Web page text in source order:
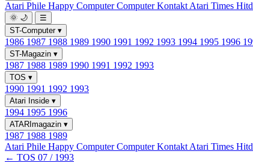
Atari Phile Happy ComputerComputer Kontakt Atari Times
🌞 🌙
☰
ST-Computer ▾
1986 1987 1988 1989 1990 1991 1992 1993 1994 1995 1996
ST-Magazin ▾
1987 1988 1989 1990 1991 1992 1993
TOS ▾
1990 1991 1992 1993
Atari Inside ▾
1994 1995 1996
ATARImagazin ▾
1987 1988 1989
Atari Phile Happy ComputerComputer Kontakt Atari Times
← TOS 07 / 1993